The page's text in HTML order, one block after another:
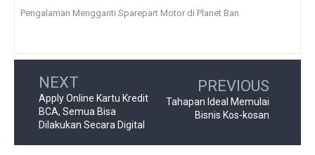
Pengalaman Mengganti Sparepart Motor di Planet Ban
NEXT
Apply Online Kartu Kredit
BCA, Semua Bisa
Dilakukan Secara Digital
PREVIOUS
Tahapan Ideal Memulai
Bisnis Kos-kosan